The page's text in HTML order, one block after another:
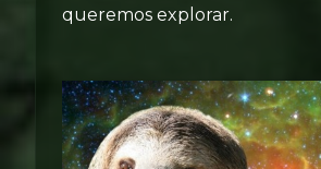
queremos explorar.